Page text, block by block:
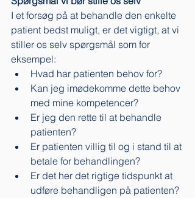
I et forsøg på at behandle den enkelte
patient bedst muligt, er det vigtigt, at vi
stiller os selv spørgsmål som for
eksempel:
Hvad har patienten behov for?
Kan jeg imødekomme dette behov
med mine kompetencer?
Er jeg den rette til at behandle
patienten?
Er patienten villig til og i stand til at
betale for behandlingen?
Er det her det rigtige tidspunkt at
udføre behandligen på patienten?